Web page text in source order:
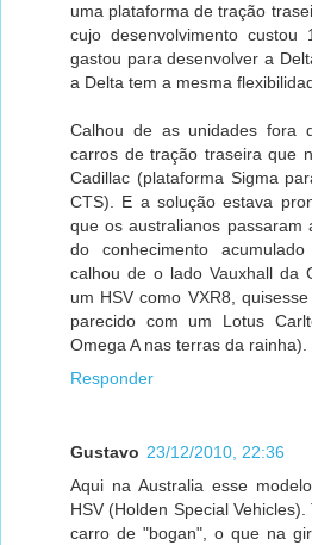
uma plataforma de tração
cujo desenvolvimento
gastou para desenvolver a
a Delta tem a mesma
Calhou de as unidades fora
carros de tração traseira que
Cadillac (plataforma Sigma
CTS). E a solução estava
que os australianos
do conhecimento
calhou de o lado Vauxhall da
um HSV como VXR8,
parecido com um Lotus
Omega A nas terras da rainha).
Responder
Gustavo 23/12/2010, 22:36
Aqui na Australia esse
HSV (Holden Special
carro de "bogan", o que na